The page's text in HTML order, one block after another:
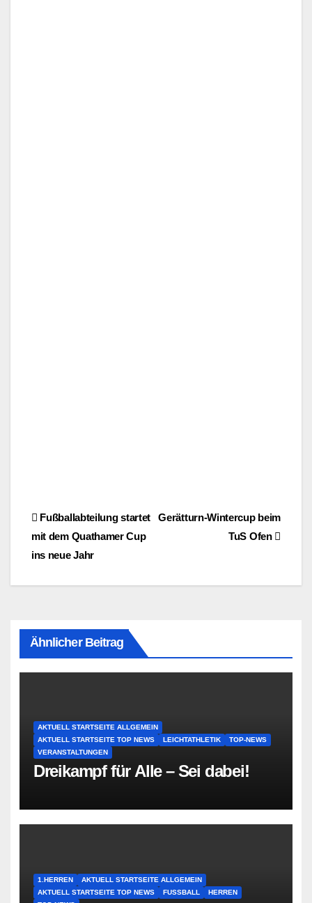
BeitragsnavigationGerätturn-Wintercup beim
TuS Ofen
Fußballabteilung startet
mit dem Quathamer Cup
ins neue Jahr
Ähnlicher Beitrag
AKTUELL STARTSEITE ALLGEMEIN
AKTUELL STARTSEITE TOP NEWS
LEICHTATHLETIK
TOP-NEWS
VERANSTALTUNGEN
Dreikampf für Alle – Sei dabei!
1.HERREN
AKTUELL STARTSEITE ALLGEMEIN
AKTUELL STARTSEITE TOP NEWS
FUSSBALL
HERREN